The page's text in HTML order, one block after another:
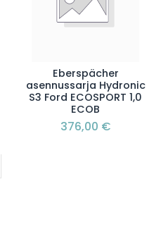
Eberspächer
asennussarja Hydronic
S3 Ford ECOSPORT 1,0
ECOB
376,00 €